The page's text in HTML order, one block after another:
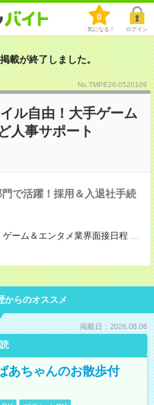
0
気になる！ ログイン
載が終了しました。
No.TMPE26-0520109
ル自由！大手ゲーム
人事サポート
で活躍！採用＆入退社手続
ーム＆エンタメ業界面接日程 ...
からのオススメ
掲載日：2026.08.06
あちゃんのお散歩付